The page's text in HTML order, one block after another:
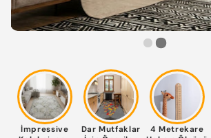
İmpressive
Dar Mutfaklar
4 Metrekare